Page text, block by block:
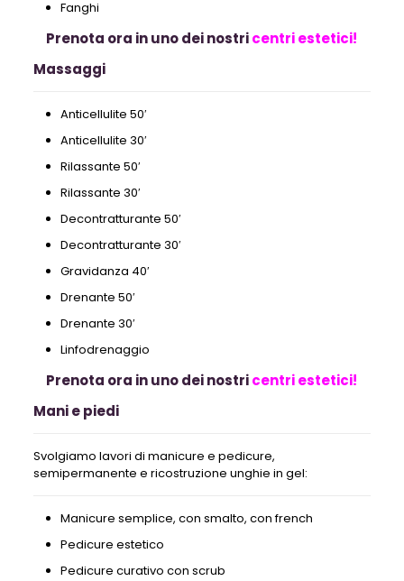
Fanghi
Prenota ora in uno dei nostricentri estetici!
Massaggi
Anticellulite 50′
Anticellulite 30′
Rilassante 50′
Rilassante 30′
Decontratturante 50′
Decontratturante 30′
Gravidanza 40′
Drenante 50′
Drenante 30′
Linfodrenaggio
Prenota ora in uno dei nostricentri estetici!
Mani e piedi
Svolgiamo lavori di manicure e pedicure,
semipermanente e ricostruzione unghie in gel:
Manicure semplice, con smalto, con french
Pedicure estetico
Pedicure curativo con scrub